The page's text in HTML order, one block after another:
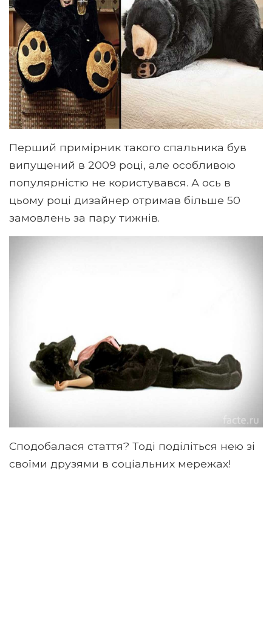
Перший примірник такого спальника був
випущений в 2009 році, але особливою
популярністю не користувався. А ось в
цьому році дизайнер отримав більше 50
замовлень за пару тижнів.
Сподобалася стаття? Тоді поділіться нею зі
своїми друзями в соціальних мережах!